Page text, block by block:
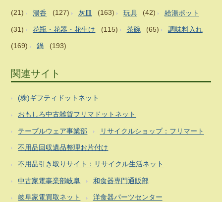
(21) 湯呑 (127) 灰皿 (163) 玩具 (42) 給湯ポット
(31) 花瓶・花器・花生け (115) 茶碗 (65) 調味料入れ
(169) 鍋 (193)
関連サイト
(株)ギフティドットネット
おもしろ中古雑貨フリマドットネット
テーブルウェア事業部 リサイクルショップ：フリマート
不用品回収遺品整理お片付け
不用品引き取りサイト：リサイクル生活ネット
中古家電事業部岐阜 和食器専門通販部
岐阜家電買取ネット 洋食器パーツセンター